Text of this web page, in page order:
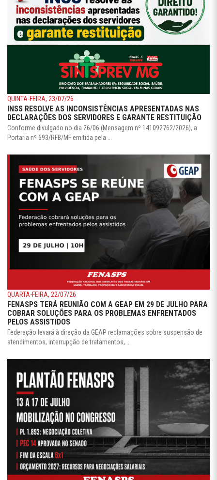
QUINTA-FEIRA, 23/07/26
INSS RESOLVE AS INCONSISTÊNCIAS APRESENTADAS NAS
DECLARAÇÕES DOS SERVIDORES E GARANTE RESTITUIÇÃO
Conforme divulgado no dia 26/06 (Mensagem nº 141092762/2026), a
Portaria nº 693/RFB/MF emitida pela ...
QUARTA-FEIRA, 22/07/26
FENASPS TERÁ REUNIÃO COM A GEAP EM 29 DE JULHO PARA
COBRAR SOLUÇÕES PARA OS PROBLEMAS ENFRENTADOS
PELOS ASSISTIDOS
Federação levará à direção da GEAP reclamações sobre suspensão de
atendimentos, interrupção de tratamentos, ...